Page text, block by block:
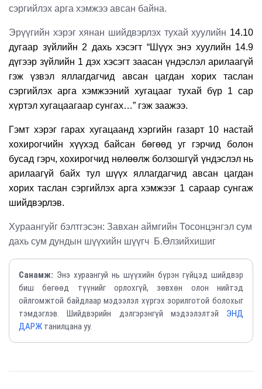
сэргийлэх арга хэмжээ авсан байна.
Эрүүгийн хэрэг хянан шийдвэрлэх тухай хуулийн 14.10
дугаар зүйлийн 2 дахь хэсэгт “Шүүх энэ хуулийн 14.9
дүгээр зүйлийн 1 дэх хэсэгт заасан үндэслэл арилаагүй
гэж үзвэл яллагдагчид авсан цагдан хорих таслан
сэргийлэх арга хэмжээний хугацааг тухай бүр 1 сар
хүртэл хугацаагаар сунгах…” гэж заажээ.
Гэмт хэрэг гарах хугацаанд хэргийн газарт 10 настай
хохирогчийн хүүхэд байсан бөгөөд уг гэрчид болон
бусад гэрч, хохирогчид нөлөөлж болзошгүй үндэслэл нь
арилаагүй байх тул шүүх яллагдагчид авсан цагдан
хорих таслан сэргийлэх арга хэмжээг 1 сараар сунгаж
шийдвэрлэв.
Хураангуйг бэлтгэсэн: Завхан аймгийн Тосонцэнгэл сум
дахь сум дундын шүүхийн шүүгч Б.Өлзийхишиг
Санамж: Энэ хураангуй нь шүүхийн бүрэн гүйцэд шийдвэр
биш бөгөөд түүнийг орлохгүй, зөвхөн олон нийтэд
ойлгомжтой байдлаар мэдээлэл хүргэх зорилготой болохыг
тэмдэглэв. Шийдвэрийн дэлгэрэнгүй мэдээлэлтэй ЭНД
ДАРЖ танилцана уу.